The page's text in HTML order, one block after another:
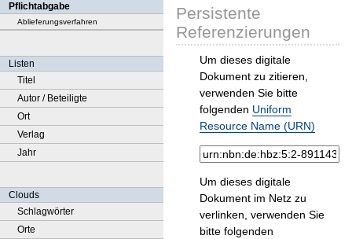
Pflichtabgabe
Ablieferungsverfahren
Listen
Titel
Autor / Beteiligte
Ort
Verlag
Jahr
Clouds
Schlagwörter
Orte
Persistente
Referenzierungen
Um dieses digitale
Dokument zu zitieren,
verwenden Sie bitte
folgenden Uniform
Resource Name (URN)
Um dieses digitale
Dokument im Netz zu
verlinken, verwenden Sie
bitte folgenden